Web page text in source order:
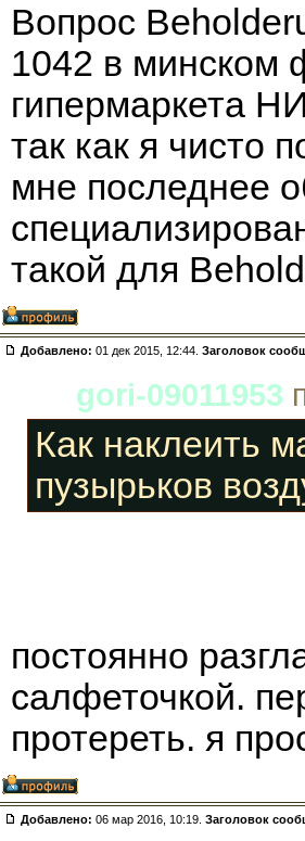
Вопрос
1042 в минском
гипермаркета
так как я чисто
мне последнее
такой для
Добавлено: 01 дек 2015, 12:44. Заголовок
gori-09011953
Как наклеить
пузырьков
постоянно
салфеточкой.
протереть. я
Добавлено: 06 мар 2016, 10:19. Заголовок